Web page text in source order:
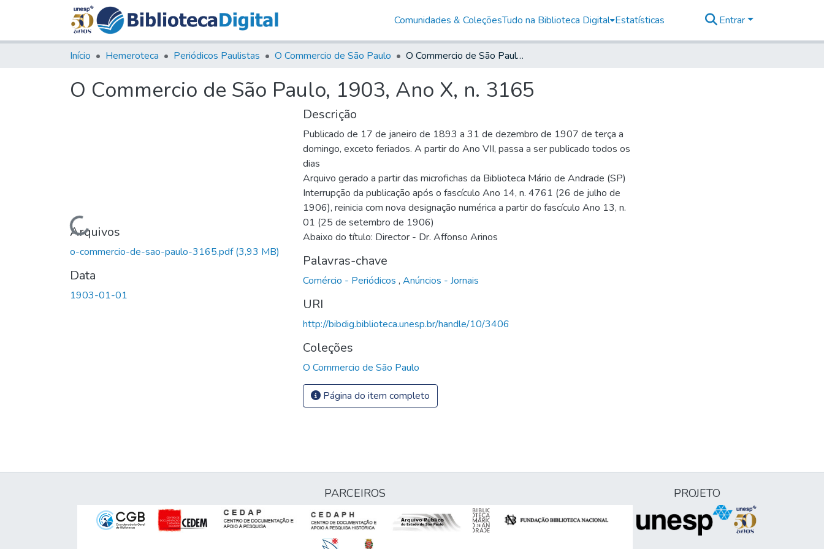
Comunidades & ColeçõesTudo na Biblioteca Digital Estatísticas Entrar
Início Hemeroteca Periódicos Paulistas O Commercio de São Paulo O Commercio de São Paulo, 1903, Ano X, n. 3165
O Commercio de São Paulo, 1903, Ano X, n. 3165
Carregando...
Arquivos
o-commercio-de-sao-paulo-3165.pdf(3,93 MB)
Data
1903-01-01
Descrição
Publicado de 17 de janeiro de 1893 a 31 de dezembro de 1907 de terça a
domingo, exceto feriados. A partir do Ano VII, passa a ser publicado todos os
dias
Arquivo gerado a partir das microfichas da Biblioteca Mário de Andrade (SP)
Interrupção da publicação após o fascículo Ano 14, n. 4761 (26 de julho de
1906), reinicia com nova designação numérica a partir do fascículo Ano 13, n.
01 (25 de setembro de 1906)
Abaixo do título: Director - Dr. Affonso Arinos
Palavras-chave
Comércio - Periódicos , Anúncios - Jornais
URI
http://bibdig.biblioteca.unesp.br/handle/10/3406
Coleções
O Commercio de São Paulo
Página do item completo
PARCEIROS PROJETO